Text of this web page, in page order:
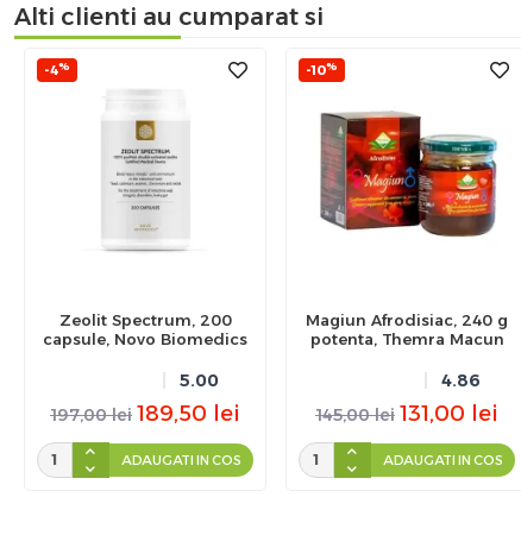
Alti clienti au cumparat si
-4%
Zeolit Spectrum, 200
capsule, Novo Biomedics
5.00
197,00 lei 189,50 lei
ADAUGATI IN COS
-10%
Magiun Afrodisiac, 240 g
potenta, Themra Macun
4.86
145,00 lei 131,00 lei
ADAUGATI IN COS